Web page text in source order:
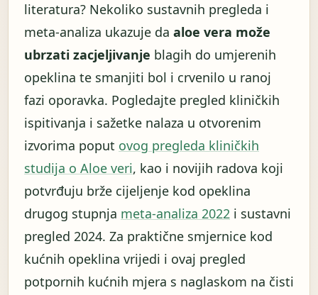
literatura? Nekoliko sustavnih pregleda i
meta-analiza ukazuje da aloe vera može
ubrzati zacjeljivanje blagih do umjerenih
opeklina te smanjiti bol i crvenilo u ranoj
fazi oporavka. Pogledajte pregled kliničkih
ispitivanja i sažetke nalaza u otvorenim
izvorima poput ovog pregleda kliničkih
studija o Aloe veri, kao i novijih radova koji
potvrđuju brže cijeljenje kod opeklina
drugog stupnja meta-analiza 2022 i sustavni
pregled 2024. Za praktične smjernice kod
kućnih opeklina vrijedi i ovaj pregled
potpornih kućnih mjera s naglaskom na čisti